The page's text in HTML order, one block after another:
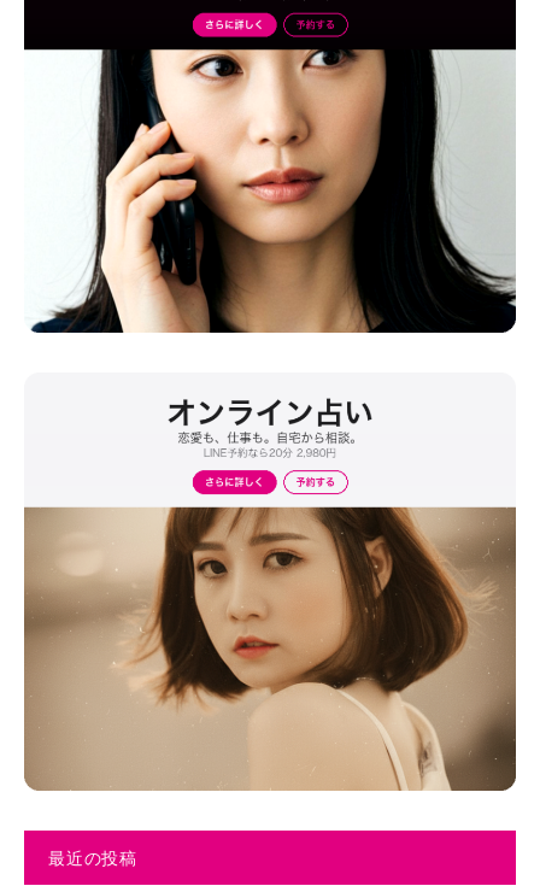
最近の投稿